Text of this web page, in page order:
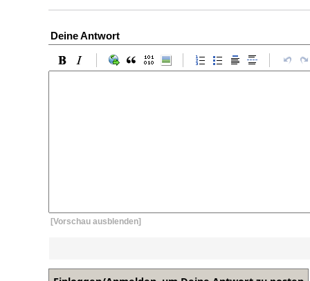
Deine Antwort
[Vorschau ausblenden]